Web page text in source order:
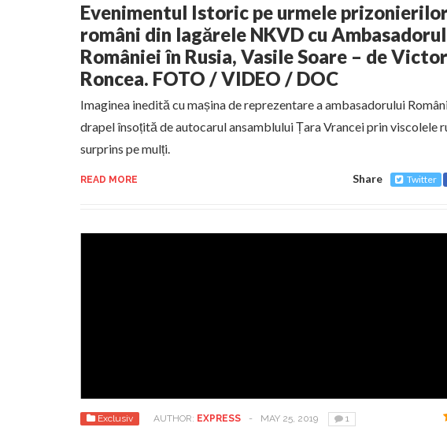
Evenimentul Istoric pe urmele
români din lagărele NKVD cu Ambasadorul
României în Rusia, Vasile Soare – de Victor
Roncea. FOTO / VIDEO / DOC
Imaginea inedită cu mașina de reprezentare a ambasadorului
drapel însoțită de autocarul ansamblului Țara Vrancei prin viscolele
surprins pe mulți.
READ MORE Share Twitter
Exclusiv AUTHOR: EXPRESS - MAY 25, 2019 1